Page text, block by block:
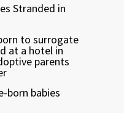
Stranded in
to surrogate
at a hotel in
parents
born babies